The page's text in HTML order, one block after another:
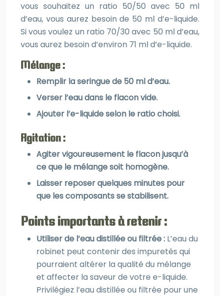
vous souhaitez un ratio 50/50 avec 50 ml
d’eau, vous aurez besoin de 50 ml d’e-liquide.
Si vous voulez un ratio 70/30 avec 50 ml d’eau,
vous aurez besoin d’environ 71 ml d’e-liquide.
Mélange :
Remplir la seringue de 50 ml d’eau.
Verser l’eau dans le flacon vide.
Ajouter l’e-liquide selon le ratio choisi.
Agitation :
Agiter vigoureusement le flacon jusqu’à
ce que le mélange soit homogène.
Laisser reposer quelques minutes pour
que les composants se stabilisent.
Points importants à retenir :
Utiliser de l’eau distillée ou filtrée : L’eau du
robinet peut contenir des impuretés qui
pourraient altérer la qualité du mélange
et affecter la saveur de votre e-liquide.
Privilégiez l’eau distillée ou filtrée pour une